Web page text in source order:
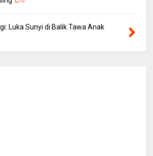
Luka Sunyi di Balik Tawa Anak